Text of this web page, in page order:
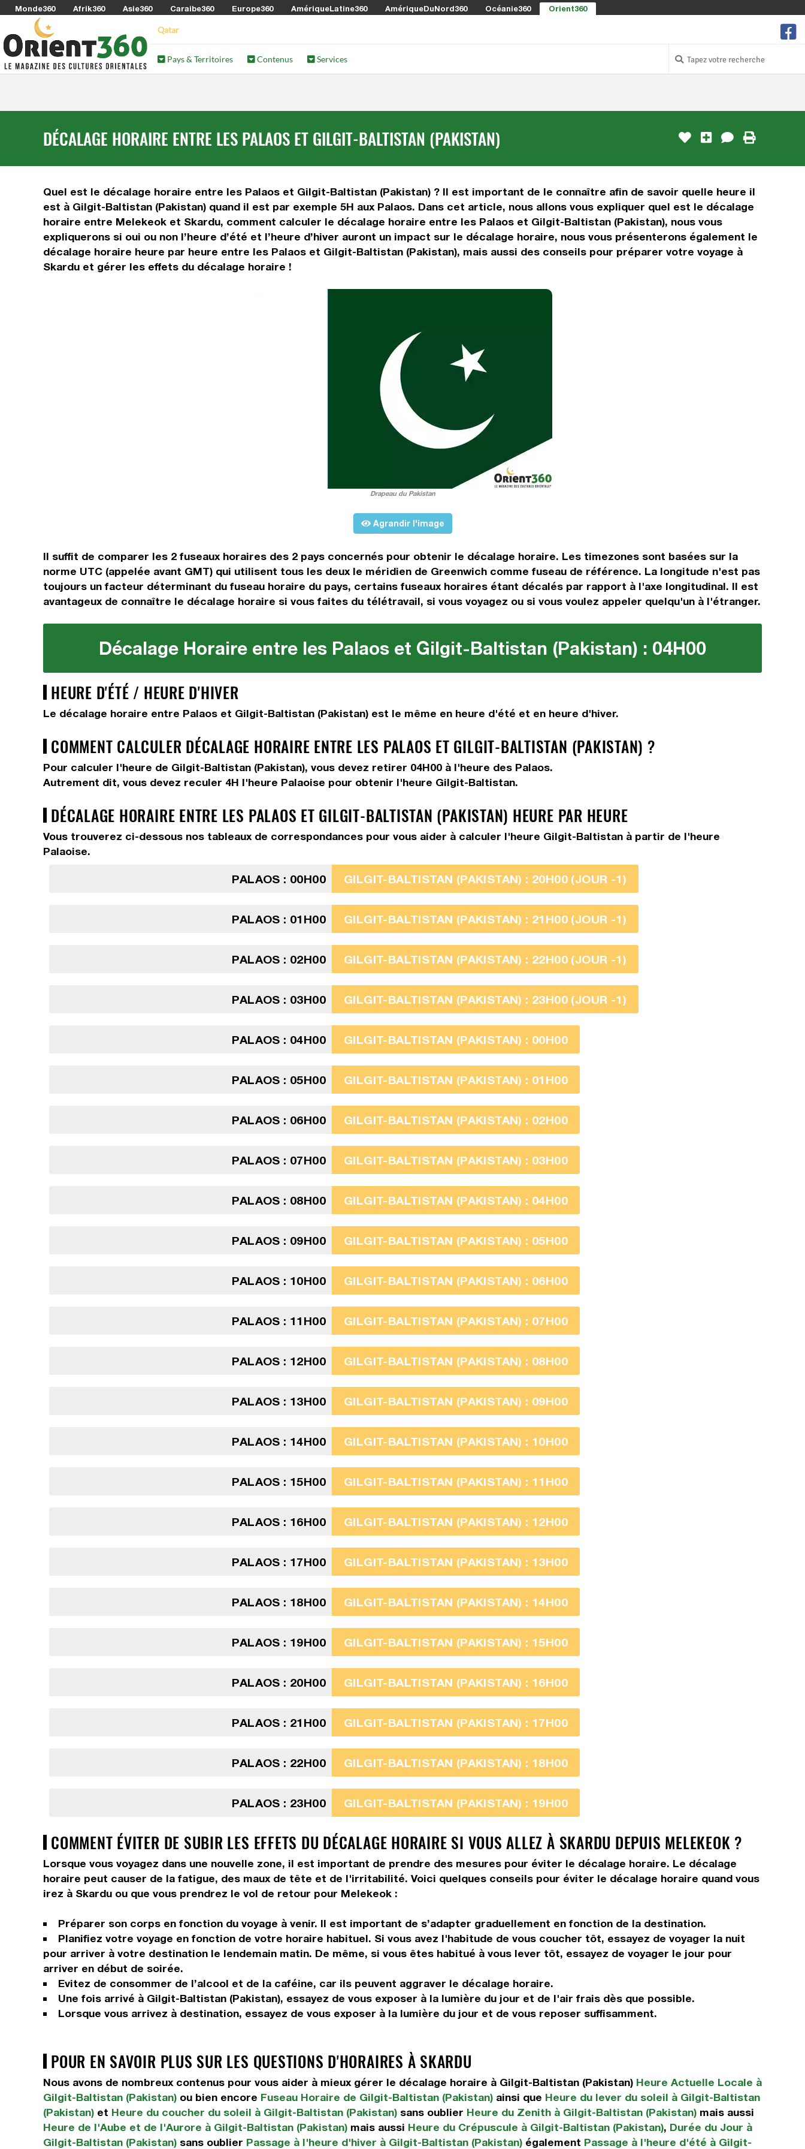
Monde360 Afrik360 Asie360 Caraibe360 Europe360 AmériqueLatine360 AmériqueDuNord360 Océanie360 Orient360
Qatar
Pays & Territoires Contenus Services
DÉCALAGE HORAIRE ENTRE LES PALAOS ET GILGIT-BALTISTAN (PAKISTAN)
Quel est le décalage horaire entre les Palaos et Gilgit-Baltistan (Pakistan) ? Il est important de le connaître afin de savoir quelle heure il
est à Gilgit-Baltistan (Pakistan) quand il est par exemple 5H aux Palaos. Dans cet article, nous allons vous expliquer quel est le décalage
horaire entre Melekeok et Skardu, comment calculer le décalage horaire entre les Palaos et Gilgit-Baltistan (Pakistan), nous vous
expliquerons si oui ou non l’heure d’été et l’heure d’hiver auront un impact sur le décalage horaire, nous vous présenterons également le
décalage horaire heure par heure entre les Palaos et Gilgit-Baltistan (Pakistan), mais aussi des conseils pour préparer votre voyage à
Skardu et gérer les effets du décalage horaire !
Drapeau du Pakistan
Agrandir l'image
Il suffit de comparer les 2 fuseaux horaires des 2 pays concernés pour obtenir le décalage horaire. Les timezones sont basées sur la
norme UTC (appelée avant GMT) qui utilisent tous les deux le méridien de Greenwich comme fuseau de référence. La longitude n'est pas
toujours un facteur déterminant du fuseau horaire du pays, certains fuseaux horaires étant décalés par rapport à l'axe longitudinal. Il est
avantageux de connaître le décalage horaire si vous faites du télétravail, si vous voyagez ou si vous voulez appeler quelqu'un à l'étranger.
Décalage Horaire entre les Palaos et Gilgit-Baltistan (Pakistan) : 04H00
HEURE D'ÉTÉ / HEURE D'HIVER
Le décalage horaire entre Palaos et Gilgit-Baltistan (Pakistan) est le même en heure d'été et en heure d'hiver.
COMMENT CALCULER DÉCALAGE HORAIRE ENTRE LES PALAOS ET GILGIT-BALTISTAN (PAKISTAN) ?
Pour calculer l'heure de Gilgit-Baltistan (Pakistan), vous devez retirer 04H00 à l'heure des Palaos.
Autrement dit, vous devez reculer 4H l'heure Palaoise pour obtenir l'heure Gilgit-Baltistan.
DÉCALAGE HORAIRE ENTRE LES PALAOS ET GILGIT-BALTISTAN (PAKISTAN) HEURE PAR HEURE
Vous trouverez ci-dessous nos tableaux de correspondances pour vous aider à calculer l'heure Gilgit-Baltistan à partir de l'heure
Palaoise.
PALAOS : 00H00 GILGIT-BALTISTAN (PAKISTAN) : 20H00 (JOUR -1)
PALAOS : 01H00 GILGIT-BALTISTAN (PAKISTAN) : 21H00 (JOUR -1)
PALAOS : 02H00 GILGIT-BALTISTAN (PAKISTAN) : 22H00 (JOUR -1)
PALAOS : 03H00 GILGIT-BALTISTAN (PAKISTAN) : 23H00 (JOUR -1)
PALAOS : 04H00 GILGIT-BALTISTAN (PAKISTAN) : 00H00
PALAOS : 05H00 GILGIT-BALTISTAN (PAKISTAN) : 01H00
PALAOS : 06H00 GILGIT-BALTISTAN (PAKISTAN) : 02H00
PALAOS : 07H00 GILGIT-BALTISTAN (PAKISTAN) : 03H00
PALAOS : 08H00 GILGIT-BALTISTAN (PAKISTAN) : 04H00
PALAOS : 09H00 GILGIT-BALTISTAN (PAKISTAN) : 05H00
PALAOS : 10H00 GILGIT-BALTISTAN (PAKISTAN) : 06H00
PALAOS : 11H00 GILGIT-BALTISTAN (PAKISTAN) : 07H00
PALAOS : 12H00 GILGIT-BALTISTAN (PAKISTAN) : 08H00
PALAOS : 13H00 GILGIT-BALTISTAN (PAKISTAN) : 09H00
PALAOS : 14H00 GILGIT-BALTISTAN (PAKISTAN) : 10H00
PALAOS : 15H00 GILGIT-BALTISTAN (PAKISTAN) : 11H00
PALAOS : 16H00 GILGIT-BALTISTAN (PAKISTAN) : 12H00
PALAOS : 17H00 GILGIT-BALTISTAN (PAKISTAN) : 13H00
PALAOS : 18H00 GILGIT-BALTISTAN (PAKISTAN) : 14H00
PALAOS : 19H00 GILGIT-BALTISTAN (PAKISTAN) : 15H00
PALAOS : 20H00 GILGIT-BALTISTAN (PAKISTAN) : 16H00
PALAOS : 21H00 GILGIT-BALTISTAN (PAKISTAN) : 17H00
PALAOS : 22H00 GILGIT-BALTISTAN (PAKISTAN) : 18H00
PALAOS : 23H00 GILGIT-BALTISTAN (PAKISTAN) : 19H00
COMMENT ÉVITER DE SUBIR LES EFFETS DU DÉCALAGE HORAIRE SI VOUS ALLEZ À SKARDU DEPUIS MELEKEOK ?
Lorsque vous voyagez dans une nouvelle zone, il est important de prendre des mesures pour éviter le décalage horaire. Le décalage
horaire peut causer de la fatigue, des maux de tête et de l'irritabilité. Voici quelques conseils pour éviter le décalage horaire quand vous
irez à Skardu ou que vous prendrez le vol de retour pour Melekeok :
Préparer son corps en fonction du voyage à venir. Il est important de s’adapter graduellement en fonction de la destination.
Planifiez votre voyage en fonction de votre horaire habituel. Si vous avez l'habitude de vous coucher tôt, essayez de voyager la nuit
pour arriver à votre destination le lendemain matin. De même, si vous êtes habitué à vous lever tôt, essayez de voyager le jour pour
arriver en début de soirée.
Evitez de consommer de l’alcool et de la caféine, car ils peuvent aggraver le décalage horaire.
Une fois arrivé à Gilgit-Baltistan (Pakistan), essayez de vous exposer à la lumière du jour et de l'air frais dès que possible.
Lorsque vous arrivez à destination, essayez de vous exposer à la lumière du jour et de vous reposer suffisamment.
POUR EN SAVOIR PLUS SUR LES QUESTIONS D'HORAIRES À SKARDU
Nous avons de nombreux contenus pour vous aider à mieux gérer le décalage horaire à Gilgit-Baltistan (Pakistan) Heure Actuelle Locale à
Gilgit-Baltistan (Pakistan) ou bien encore Fuseau Horaire de Gilgit-Baltistan (Pakistan) ainsi que Heure du lever du soleil à Gilgit-Baltistan
(Pakistan) et Heure du coucher du soleil à Gilgit-Baltistan (Pakistan) sans oublier Heure du Zenith à Gilgit-Baltistan (Pakistan) mais aussi
Heure de l'Aube et de l'Aurore à Gilgit-Baltistan (Pakistan) mais aussi Heure du Crépuscule à Gilgit-Baltistan (Pakistan), Durée du Jour à
Gilgit-Baltistan (Pakistan) sans oublier Passage à l'heure d'hiver à Gilgit-Baltistan (Pakistan) également Passage à l'heure d'été à Gilgit-